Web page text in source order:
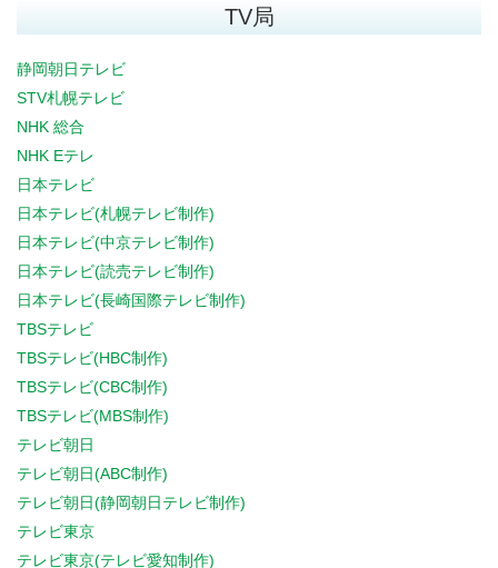
TV局
静岡朝日テレビ
STV札幌テレビ
NHK 総合
NHK Eテレ
日本テレビ
日本テレビ(札幌テレビ制作)
日本テレビ(中京テレビ制作)
日本テレビ(読売テレビ制作)
日本テレビ(長崎国際テレビ制作)
TBSテレビ
TBSテレビ(HBC制作)
TBSテレビ(CBC制作)
TBSテレビ(MBS制作)
テレビ朝日
テレビ朝日(ABC制作)
テレビ朝日(静岡朝日テレビ制作)
テレビ東京
テレビ東京(テレビ愛知制作)